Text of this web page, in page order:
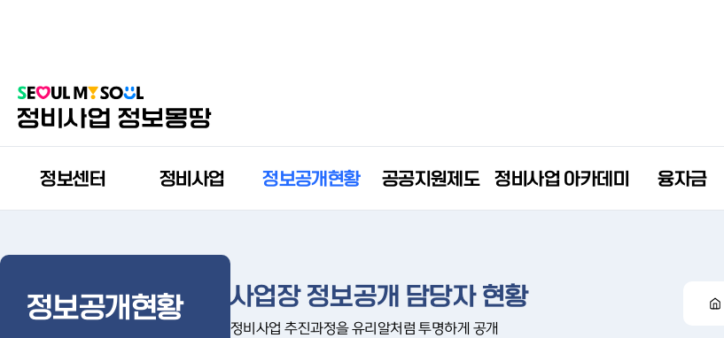
정보센터 정비사업 정보공개현황 공공지원제도 정비사업 아카데미 융자금
정보공개현황 사업장 정보공개 담당자 현황
정비사업 추진과정을 유리알처럼 투명하게 공개